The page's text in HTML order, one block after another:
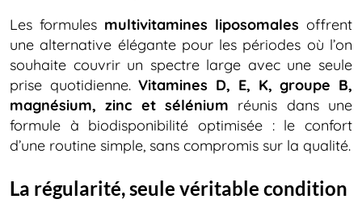
Les formules multivitamines liposomales offrent
une alternative élégante pour les périodes où l’on
souhaite couvrir un spectre large avec une seule
prise quotidienne.Vitamines D, E, K, groupe B,
magnésium, zinc et sélénium réunis dans une
formule à biodisponibilité optimisée : le confort
d’une routine simple, sans compromis sur la qualité.
La régularité, seule véritable condition